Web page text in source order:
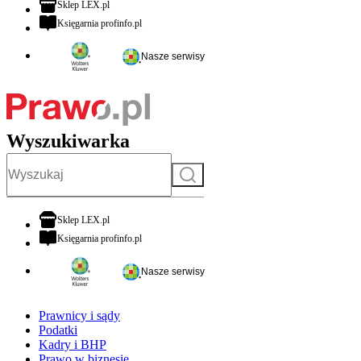
Sklep LEX.plotwiera się w nowej karcie
Księgarnia profinfo.plotwiera się w nowej karcie
Nasze serwisy
Wyszukiwarka
Szukaj
Sklep LEX.plotwiera się w nowej karcie
Księgarnia profinfo.plotwiera się w nowej karcie
Nasze serwisy
Prawnicy i sądy
Podatki
Kadry i BHP